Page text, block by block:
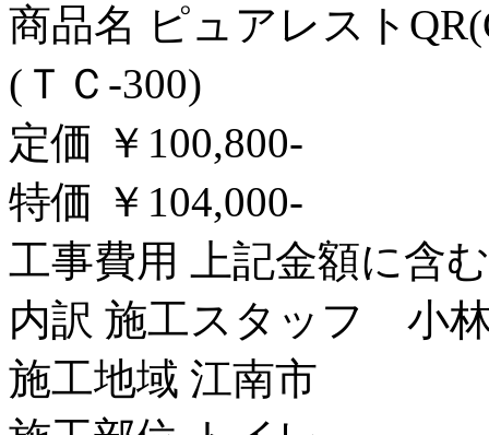
商品名 ピュアレスト
(ＴＣ-300)
定価 ￥100,800-
特価 ￥104,000-
工事費用 上記金額に含む
内訳 施工スタッフ 小
施工地域 江南市